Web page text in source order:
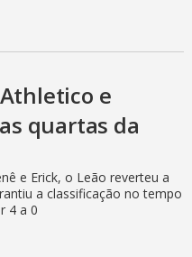
e
quartas da
e Erick, o Leão reverteu a
a classificação no tempo
4 a 0